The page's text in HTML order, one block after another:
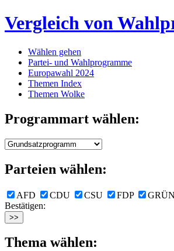
Vergleich von
Wählen gehen
Partei- und Wahlprogramme
Europawahl 2024
Themen Index
Themen Wolke
Programmart wählen:
Parteien wählen:
AFD CDU CSU FDP
Bestätigen:
Thema wählen: